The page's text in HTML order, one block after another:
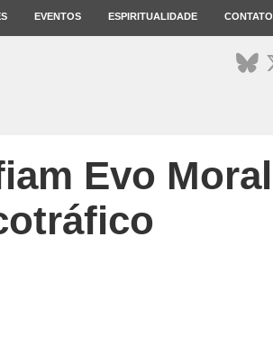
EVENTOS ESPIRITUALIDADE CONTATO
Evo